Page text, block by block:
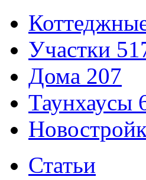
Участки
Дома 207
Таунхаусы
Статьи